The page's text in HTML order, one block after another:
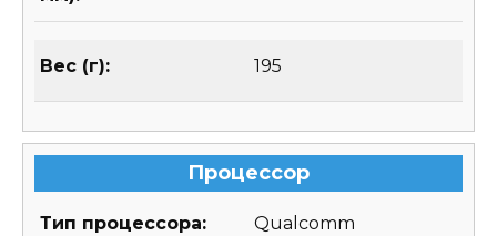
Вес (г): 195
Процессор
Тип процессора:
Qualcomm